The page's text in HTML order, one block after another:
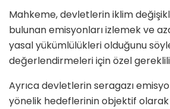
Mahkeme, devletlerin iklim
bulunan emisyonları izlemek ve
yasal yükümlülükleri olduğunu
değerlendirmeleri için özel
Ayrıca devletlerin seragazı
yönelik hedeflerinin objektif